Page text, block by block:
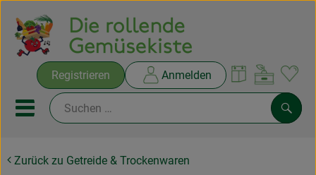
Registrieren Anmelden
Mobiles Menu öffnen oder
Ökokisten
Zurück zu Getreide & Trockenwaren